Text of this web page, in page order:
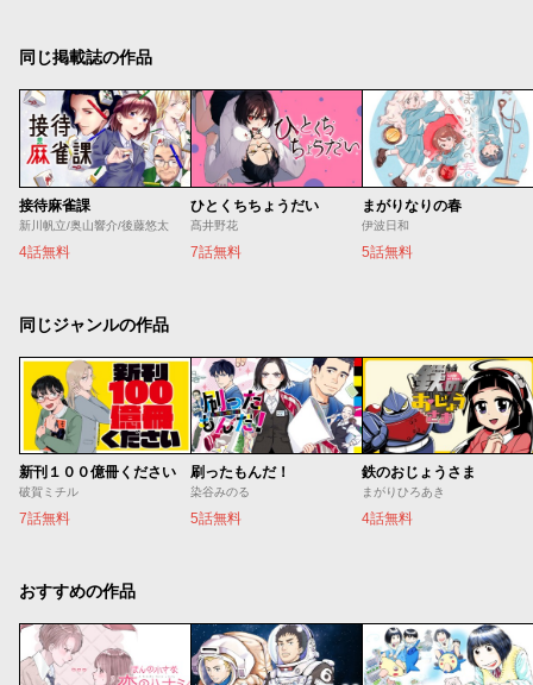
同じ掲載誌の作品
接待麻雀課
新川帆立/奥山響介/後藤悠太
4話無料
ひとくちちょうだい
髙井野花
7話無料
まがりなりの春
伊波日和
5話無料
同じジャンルの作品
新刊１００億冊ください
破賀ミチル
7話無料
刷ったもんだ！
染谷みのる
5話無料
鉄のおじょうさま
まがりひろあき
4話無料
おすすめの作品